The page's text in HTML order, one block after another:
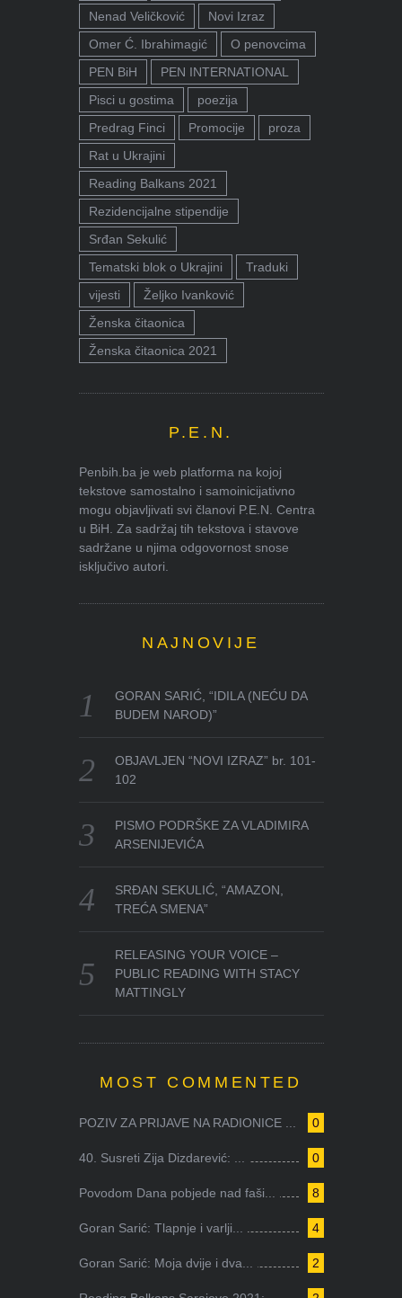
Nenad Veličković
Novi Izraz
Omer Ć. Ibrahimagić
O penovcima
PEN BiH
PEN INTERNATIONAL
Pisci u gostima
poezija
Predrag Finci
Promocije
proza
Rat u Ukrajini
Reading Balkans 2021
Rezidencijalne stipendije
Srđan Sekulić
Tematski blok o Ukrajini
Traduki
vijesti
Željko Ivanković
Ženska čitaonica
Ženska čitaonica 2021
P.E.N.
Penbih.ba je web platforma na kojoj
tekstove samostalno i samoinicijativno
mogu objavljivati svi članovi P.E.N. Centra
u BiH. Za sadržaj tih tekstova i stavove
sadržane u njima odgovornost snose
isključivo autori.
NAJNOVIJE
GORAN SARIĆ, “IDILA (NEĆU DA
BUDEM NAROD)”
OBJAVLJEN “NOVI IZRAZ” br. 101-
102
PISMO PODRŠKE ZA VLADIMIRA
ARSENIJEVIĆA
SRĐAN SEKULIĆ, “AMAZON,
TREĆA SMENA”
RELEASING YOUR VOICE –
PUBLIC READING WITH STACY
MATTINGLY
MOST COMMENTED
0
POZIV ZA PRIJAVE NA RADIONICE ...
0
40. Susreti Zija Dizdarević: ...
8
Povodom Dana pobjede nad faši...
4
Goran Sarić: Tlapnje i varlji...
2
Goran Sarić: Moja dvije i dva...